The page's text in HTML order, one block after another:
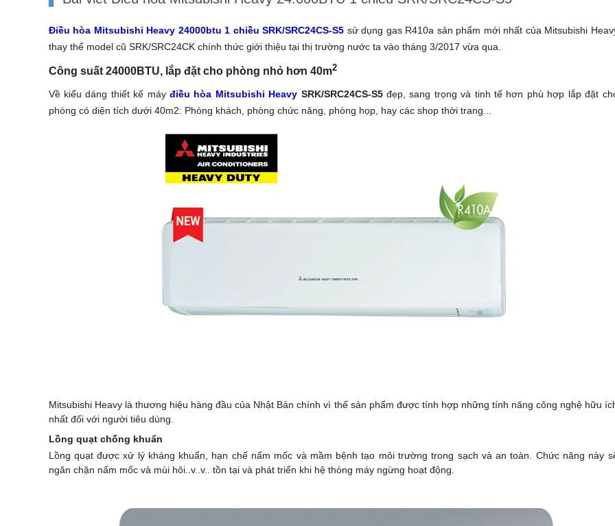
Điều hòa Mitsubishi Heavy 24000btu 1 chiều SRK/SRC24CS-S5 sử dụng gas R410a sản phẩm mới nhất của Mitsubishi
thay thế model cũ SRK/SRC24CK chính thức giới thiệu tại thị trường nước ta vào tháng 3/2017 vừa qua.
Công suất 24000BTU, lắp đặt cho phòng nhỏ hơn 40m2
Về kiểu dáng thiết kế máy điều hòa Mitsubishi Heavy SRK/SRC24CS-S5đẹp, sang trọng và tinh tế hơn phù hợp lắp đặt
phòng có diện tích dưới 40m2: Phòng khách, phòng chức năng, phòng họp, hay các shop thời trang...
Mitsubishi Heavy là thương hiệu hàng đầu của Nhật Bản chính vì thế sản phẩm được tính hợp những tính năng công nghệ hữu
nhất đối với người tiêu dùng.
Lồng quạt chống khuẩn
Lồng quạt được xử lý kháng khuẩn, hạn chế nấm mốc và mầm bệnh tạo môi trường trong sạch và an toàn. Chức năng này
ngăn chặn nấm mốc và mùi hôi..v..v.. tồn tại và phát triển khi hệ thóng máy ngừng hoạt động.